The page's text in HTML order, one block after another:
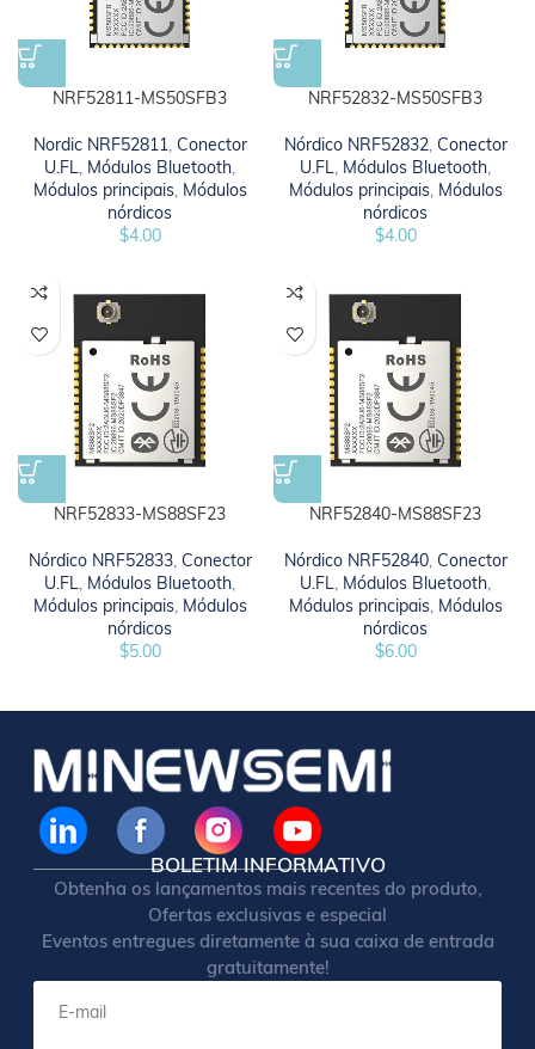
NRF52811-MS50SFB3
Nordic NRF52811, Conector
U.FL, Módulos Bluetooth,
Módulos principais, Módulos
nórdicos
$4.00
NRF52832-MS50SFB3
Nórdico NRF52832, Conector
U.FL, Módulos Bluetooth,
Módulos principais, Módulos
nórdicos
$4.00
NRF52833-MS88SF23
Nórdico NRF52833, Conector
U.FL, Módulos Bluetooth,
Módulos principais, Módulos
nórdicos
$5.00
NRF52840-MS88SF23
Nórdico NRF52840, Conector
U.FL, Módulos Bluetooth,
Módulos principais, Módulos
nórdicos
$6.00
BOLETIM INFORMATIVO
Obtenha os lançamentos mais recentes do produto,
Ofertas exclusivas e especial
Eventos entregues diretamente à sua caixa de entrada
gratuitamente!